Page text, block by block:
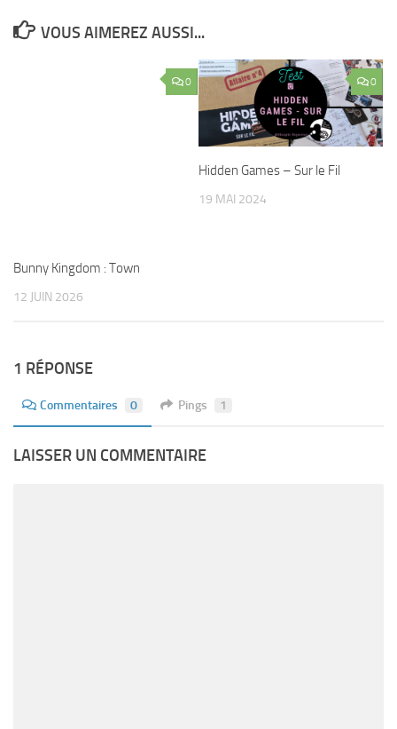
VOUS AIMEREZ AUSSI...
0
Bunny Kingdom : Town
12 JUIN 2026
0
Hidden Games – Sur le Fil
19 MAI 2024
1 RÉPONSE
Commentaires 0 Pings 1
LAISSER UN COMMENTAIRE